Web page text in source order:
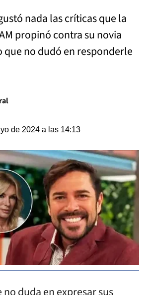
nada las críticas que la
propinó contra su novia
que no dudó en responderle
de 2024 a las 14:13